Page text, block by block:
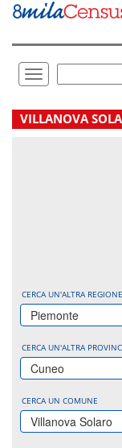
Vai
direttamente
Toggle
navigation
.
VILLANOVA
CERCA UN'ALTRA REGIONE
Piemonte
CERCA UN'ALTRA
Cuneo
CERCA UN COMUNE
Villanova Solaro